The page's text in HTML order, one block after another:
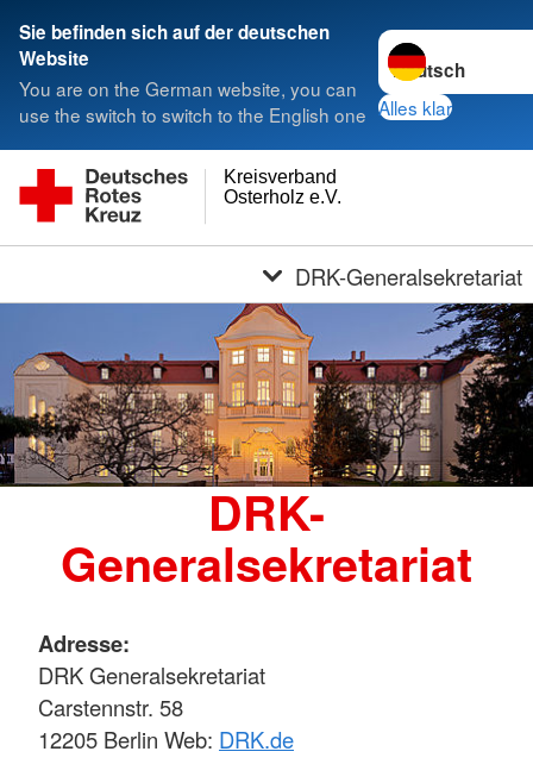
Sie befinden sich auf der deutschen
Website
You are on the German website, you can
use the switch to switch to the English one
Sprache
Alles klar
Osterholz e.V.
Kreisverband
DRK-Generalsekretariat
DRK-
Generalsekretariat
Adresse:
DRK Generalsekretariat
Carstennstr. 58
12205 Berlin Web: DRK.de